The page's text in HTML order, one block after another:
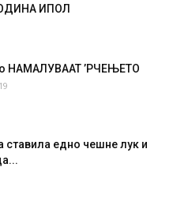
ИПОЛ
НАМАЛУВААТ ’РЧЕЊЕТО
едно чешне лук и